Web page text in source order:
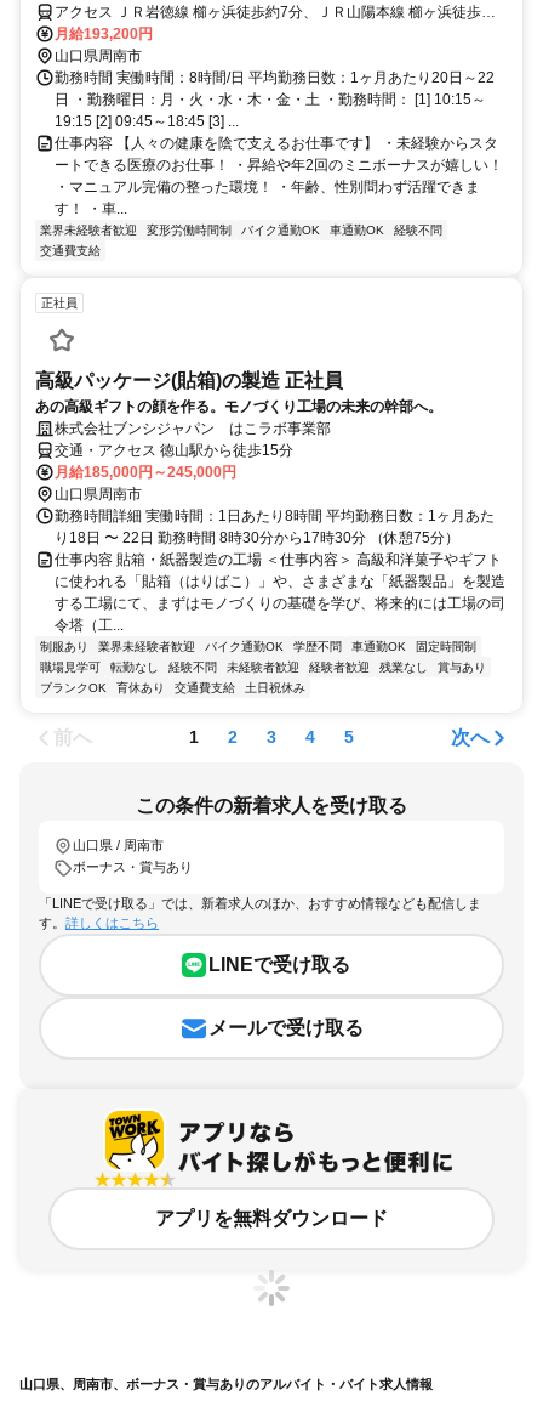
アクセス ＪＲ岩徳線 櫛ヶ浜徒歩約7分、ＪＲ山陽本線 櫛ヶ浜徒歩約7
分、ＪＲ山陽新幹線 徳山北口徒歩約51分
月給193,200円
山口県周南市
勤務時間 実働時間：8時間/日 平均勤務日数：1ヶ月あたり20日～22
日 ・勤務曜日：月・火・水・木・金・土 ・勤務時間： [1] 10:15～
19:15 [2] 09:45～18:45 [3] ...
仕事内容 【人々の健康を陰で支えるお仕事です】 ・未経験からスタ
ートできる医療のお仕事！ ・昇給や年2回のミニボーナスが嬉しい！
・マニュアル完備の整った環境！ ・年齢、性別問わず活躍できま
す！ ・車...
業界未経験者歓迎 変形労働時間制 バイク通勤OK 車通勤OK
経験不問
交通費支給
正社員
高級パッケージ(貼箱)の製造 正社員
あの高級ギフトの顔を作る。モノづくり工場の未来の幹部へ。
株式会社ブンシジャパン はこラボ事業部
交通・アクセス 徳山駅から徒歩15分
月給185,000円～245,000円
山口県周南市
勤務時間詳細 実働時間：1日あたり8時間 平均勤務日数：1ヶ月あた
り18日 〜 22日 勤務時間 8時30分から17時30分 （休憩75分）
仕事内容 貼箱・紙器製造の工場 ＜仕事内容＞ 高級和洋菓子やギフト
に使われる「貼箱（はりばこ）」や、さまざまな「紙器製品」を製造
する工場にて、まずはモノづくりの基礎を学び、将来的には工場の司
令塔（工...
制服あり 業界未経験者歓迎 バイク通勤OK 学歴不問 車通勤OK
固定時間制
職場見学可
転勤なし 経験不問 未経験者歓迎 経験者歓迎 残業なし
賞与あり
ブランクOK
育休あり 交通費支給 土日祝休み
前へ 1 2 3 4 5 次へ
この条件の新着求人を受け取る
山口県 / 周南市
ボーナス・賞与あり
「LINEで受け取る」では、新着求人のほか、おすすめ情報なども配信しま
す。 詳しくはこちら
LINEで受け取る
メールで受け取る
アプリを無料ダウンロード
山口県、周南市、ボーナス・賞与ありのアルバイト・バイト求人情報